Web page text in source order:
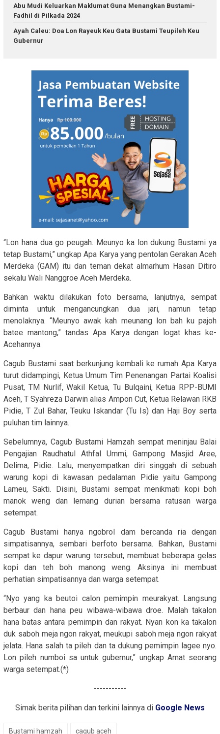
Abu Mudi Keluarkan Maklumat Guna Menangkan Bustami-
Fadhil di Pilkada 2024
Ayah Caleu: Doa Lon Rayeuk Keu Gata Bustami Teupileh Keu
Gubernur
“Lon hana dua go peugah. Meunyo ka lon dukung Bustami ya
tetap Bustami,” ungkap Apa Karya yang pentolan Gerakan Aceh
Merdeka (GAM) itu dan teman dekat almarhum Hasan Ditiro
sekalu Wali Nanggroe Aceh Merdeka.
Bahkan waktu dilakukan foto bersama, lanjutnya, sempat
diminta untuk mengancungkan dua jari, namun tetap
menolaknya. “Meunyo awak kah meunang lon bah ku pajoh
batee mantong,” tandas Apa Karya dengan logat khas ke-
Acehannya.
Cagub Bustami saat berkunjung kembali ke rumah Apa Karya
turut didampingi, Ketua Umum Tim Penenangan Partai Koalisi
Pusat, TM Nurlif, Wakil Ketua, Tu Bulqaini, Ketua RPP-BUMI
Aceh, T Syahreza Darwin alias Ampon Cut, Ketua Relawan RKB
Pidie, T Zul Bahar, Teuku Iskandar (Tu Is) dan Haji Boy serta
puluhan tim lainnya.
Sebelumnya, Cagub Bustami Hamzah sempat meninjau Balai
Pengajian Raudhatul Athfal Ummi, Gampong Masjid Aree,
Delima, Pidie. Lalu, menyempatkan diri singgah di sebuah
warung kopi di kawasan pedalaman Pidie yaitu Gampong
Lameu, Sakti. Disini, Bustami sempat menikmati kopi boh
manok weng dan lemang durian bersama ratusan warga
setempat.
Cagub Bustami hanya ngobrol dam bercanda ria dengan
simpatisannya, sembari berfoto bersama. Bahkan, Bustami
sempat ke dapur warung tersebut, membuat beberapa gelas
kopi dan teh boh manong weng. Aksinya ini membuat
perhatian simpatisannya dan warga setempat.
“Nyo yang ka beutoi calon pemimpin meurakyat. Langsung
berbaur dan hana peu wibawa-wibawa droe. Malah takalon
hana batas antara pemimpin dan rakyat. Nyan kon ka takalon
duk saboh meja ngon rakyat, meukupi saboh meja ngon rakyat
jelata. Hana salah ta pileh dan ta dukung pemimpin lagee nyo.
Lon pileh numboi sa untuk gubernur,” ungkap Amat seorang
warga setempat.(*)
-----------
Simak berita pilihan dan terkini lainnya di Google News
Bustami hamzah cagub aceh